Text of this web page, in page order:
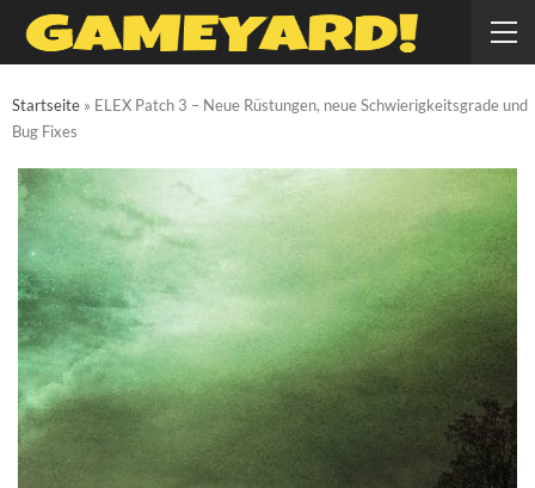
Startseite » ELEX Patch 3 – Neue Rüstungen, neue Schwierigkeitsgrade und
Bug Fixes